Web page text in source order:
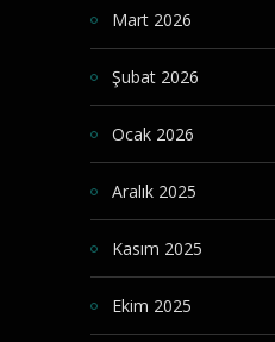
Mart 2026
Şubat 2026
Ocak 2026
Aralık 2025
Kasım 2025
Ekim 2025